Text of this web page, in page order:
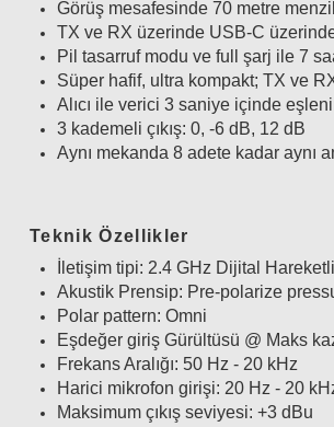
Görüş mesafesinde 70 metre
TX ve RX üzerinde USB-C
Pil tasarruf modu ve full şarj ile 7
Süper hafif, ultra kompakt; TX ve
Alıcı ile verici 3 saniye içinde
3 kademeli çıkış: 0, -6 dB, 12 dB
Aynı mekanda 8 adete kadar aynı
Teknik Özellikler
İletişim tipi: 2.4 GHz Dijital
Akustik Prensip: Pre-polarize
Polar pattern: Omni
Eşdeğer giriş Gürültüsü @ Maks
Frekans Aralığı: 50 Hz - 20 kHz
Harici mikrofon girişi: 20 Hz - 20
Maksimum çıkış seviyesi: +3 dBu